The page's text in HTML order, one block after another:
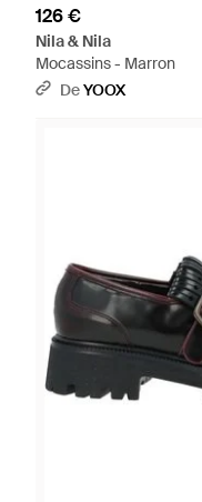
126 €
Nila & Nila
Mocassins - Marron
DeYOOX